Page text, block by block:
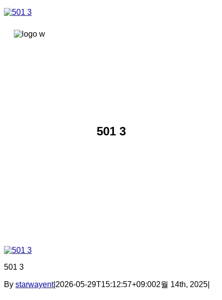
콘텐츠로
501 3
501 3
By starwayent| 2026-05-29T15:12:57+09:002월 14th, 2025